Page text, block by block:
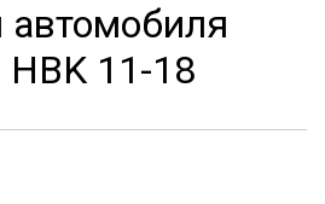
автомобиля
HBK 11-18